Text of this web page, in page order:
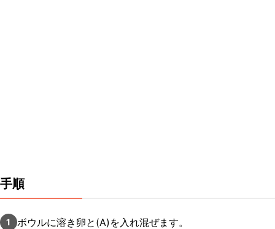
手順
1 ボウルに溶き卵と(A)を入れ混ぜます。